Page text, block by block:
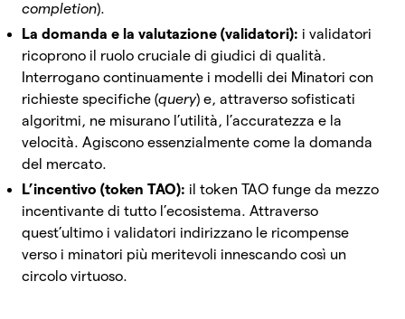
completion).
La domanda e la valutazione (validatori): i validatori
ricoprono il ruolo cruciale di giudici di qualità.
Interrogano continuamente i modelli dei Minatori con
richieste specifiche (query) e, attraverso sofisticati
algoritmi, ne misurano l’utilità, l’accuratezza e la
velocità. Agiscono essenzialmente come la domanda
del mercato.
L’incentivo (token TAO): il token TAO funge da mezzo
incentivante di tutto l’ecosistema. Attraverso
quest’ultimo i validatori indirizzano le ricompense
verso i minatori più meritevoli innescando così un
circolo virtuoso.